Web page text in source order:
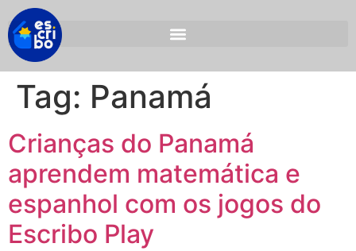
Tag: Panamá
Crianças do Panamá
aprendem matemática e
espanhol com os jogos do
Escribo Play